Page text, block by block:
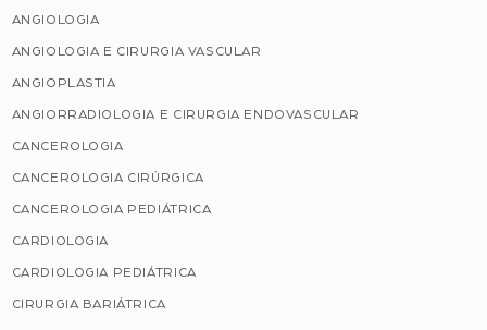
ANGIOLOGIA
ANGIOLOGIA E CIRURGIA VASCULAR
ANGIOPLASTIA
ANGIORRADIOLOGIA E CIRURGIA ENDOVASCULAR
CANCEROLOGIA
CANCEROLOGIA CIRÚRGICA
CANCEROLOGIA PEDIÁTRICA
CARDIOLOGIA
CARDIOLOGIA PEDIÁTRICA
CIRURGIA BARIÁTRICA